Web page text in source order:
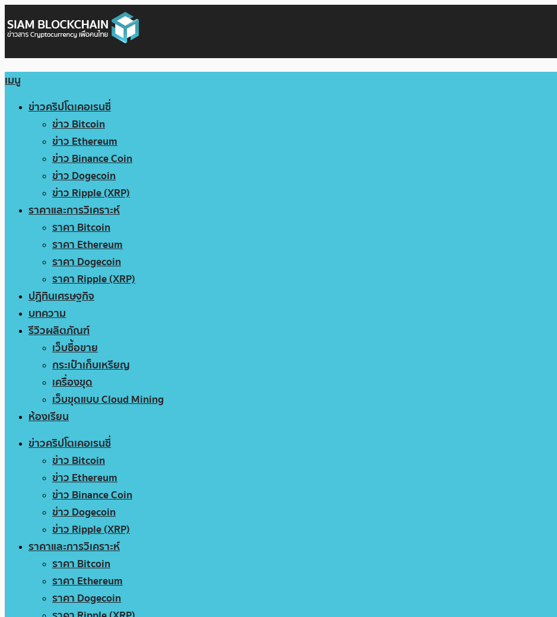
เมนู
ข่าวคริปโตเคอเรนซี่
ข่าว Bitcoin
ข่าว Ethereum
ข่าว Binance Coin
ข่าว Dogecoin
ข่าว Ripple (XRP)
ราคาและการวิเคราะห์
ราคา Bitcoin
ราคา Ethereum
ราคา Dogecoin
ราคา Ripple (XRP)
ปฏิทินเศรษฐกิจ
บทความ
รีวิวผลิตภัณฑ์
เว็บซื้อขาย
กระเป๋าเก็บเหรียญ
เครื่องขุด
เว็บขุดแบบ Cloud Mining
ห้องเรียน
ข่าวคริปโตเคอเรนซี่
ข่าว Bitcoin
ข่าว Ethereum
ข่าว Binance Coin
ข่าว Dogecoin
ข่าว Ripple (XRP)
ราคาและการวิเคราะห์
ราคา Bitcoin
ราคา Ethereum
ราคา Dogecoin